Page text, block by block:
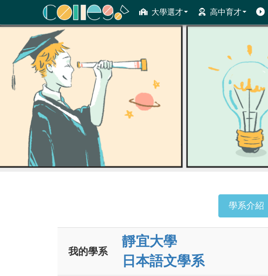
大學選才 高中育才
ColleGo! 大學選才與高中育才輔助系統
學系介紹
我的學系
靜宜大學
日本語文學系